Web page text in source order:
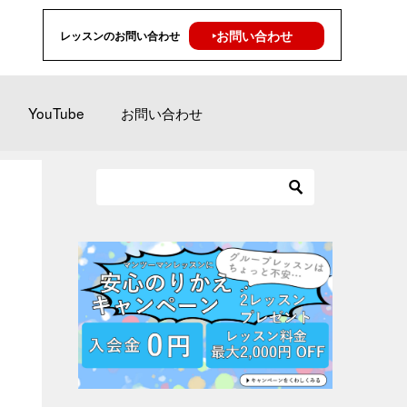
レッスンのお問い合わせ ‣お問い合わせ
YouTube お問い合わせ